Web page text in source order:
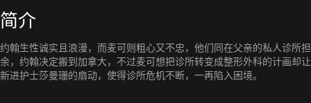
简介
约翰生性诚实且浪漫，而麦可则粗心又不忠，他们同在父亲的私人诊所
余，约翰决定搬到加拿大，不过麦可想把诊所转变成整形外科的计画却
新进护士莎曼珊的扇动，使得诊所危机不断，一再陷入困境。